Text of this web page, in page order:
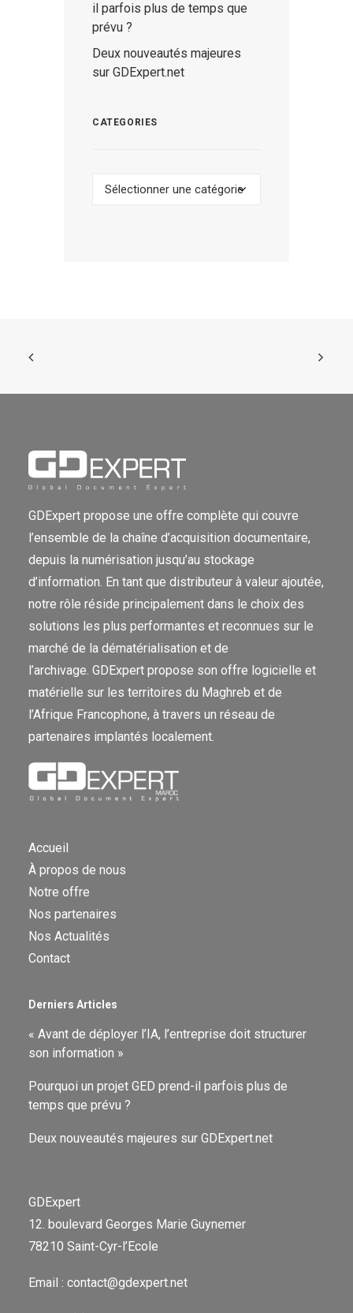
il parfois plus de temps que
prévu ?
Deux nouveautés majeures
sur GDExpert.net
CATEGORIES
Categories
GDExpert propose une offre complète qui couvre
l’ensemble de la chaîne d’acquisition documentaire,
depuis la numérisation jusqu’au stockage
d’information. En tant que distributeur à valeur ajoutée,
notre rôle réside principalement dans le choix des
solutions les plus performantes et reconnues sur le
marché de la dématérialisation et de
l’archivage. GDExpert propose son offre logicielle et
matérielle sur les territoires du Maghreb et de
l’Afrique Francophone, à travers un réseau de
partenaires implantés localement.
Accueil
À propos de nous
Notre offre
Nos partenaires
Nos Actualités
Contact
Derniers Articles
« Avant de déployer l’IA, l’entreprise doit structurer
son information »
Pourquoi un projet GED prend-il parfois plus de
temps que prévu ?
Deux nouveautés majeures sur GDExpert.net
GDExpert
12. boulevard Georges Marie Guynemer
78210 Saint-Cyr-l’Ecole
Email : contact@gdexpert.net